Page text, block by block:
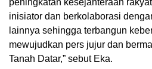
peningkatan kesejahteraan
inisiator dan berkolaborasi
lainnya sehingga terbangun
mewujudkan pers jujur dan
Tanah Datar,” sebut Eka.